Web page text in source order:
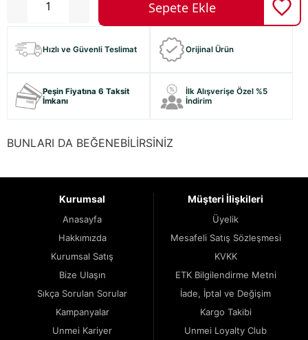
Hızlı ve Güvenli Teslimat Orijinal Ürün
Peşin Fiyatına 6 Taksit
İmkanı
İlk Alışverişe Özel %5
İndirim
BUNLARI DA BEĞENEBİLİRSİNİZ
Kurumsal
Anasayfa
Hakkımızda
Kurumsal Satış
Bize Ulaşın
Sıkça Sorulan Sorular
Kampanyalar
Unmei Kariyer
Müşteri İlişkileri
Üyelik
Mesafeli Satış Sözleşmesi
KVKK
ETK Bilgilendirme Metni
İade, İptal ve Değişim
Kargo Takibi
Unmei Loyalty Club